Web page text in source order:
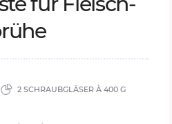
2 SCHRAUBGLÄSER À 400 G